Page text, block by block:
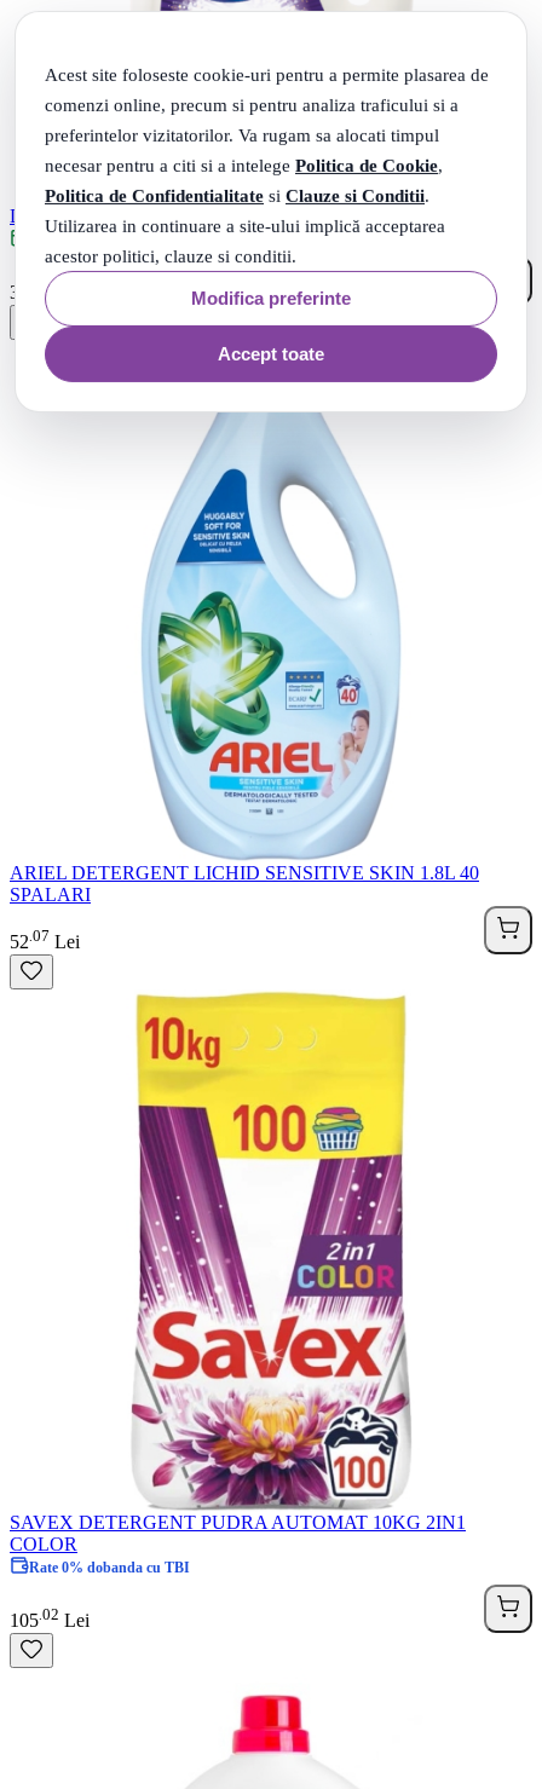
Acest site foloseste cookie-uri pentru a permite plasarea de
comenzi online, precum si pentru analiza traficului si a
preferintelor vizitatorilor. Va rugam sa alocati timpul
necesar pentru a citi si a intelege Politica de Cookie,
Politica de Confidentialitate si Clauze si Conditii.
Utilizarea in continuare a site-ului implică acceptarea
acestor politici, clauze si conditii.
Modifica preferinte
Accept toate
Detergent lichid pentru rufe Power Luxury 50 spalari, 2.5 L - Asevi
36 23
ARIEL DETERGENT LICHID SENSITIVE SKIN 1.8L 40
SPALARI
52 07 Lei
SAVEX DETERGENT PUDRA AUTOMAT 10KG 2IN1
COLOR
Rate 0% dobanda cu TBI
105 02 Lei